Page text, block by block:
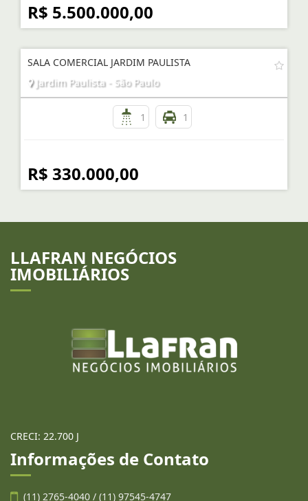
R$ 5.500.000,00
SALA COMERCIAL JARDIM PAULISTA
Jardim Paulista - São Paulo
1 1
R$ 330.000,00
LLAFRAN NEGÓCIOS
IMOBILIÁRIOS
CRECI: 22.700 J
Informações de Contato
(11) 2765-4040 / (11) 97545-4747